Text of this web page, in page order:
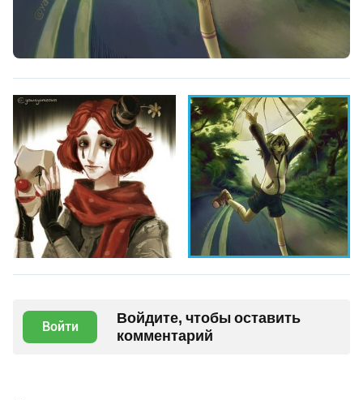
Войти
Войдите, чтобы оставить
комментарий